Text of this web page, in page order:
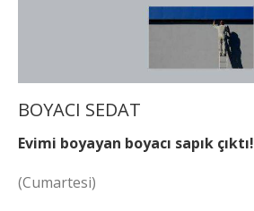
BOYACI SEDAT
Evimi boyayan boyacı sapık çıktı!
(Cumartesi)